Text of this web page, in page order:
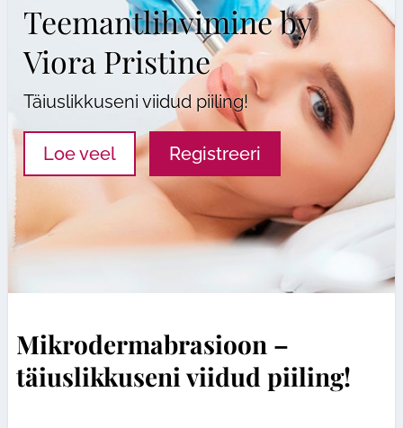
Teemantlihvimine by
Viora Pristine
Täiuslikkuseni viidud piiling!
Loe veel Registreeri
Mikrodermabrasioon –
täiuslikkuseni viidud piiling!